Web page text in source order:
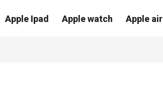
Apple Ipad Apple watch Apple